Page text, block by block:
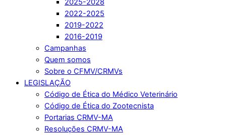
2022-2025
2019-2022
2016-2019
Campanhas
Quem somos
Sobre o CFMV/CRMVs
LEGISLAÇÃO
Código de Ética do Médico Veterinário
Código de Ética do Zootecnista
Portarias CRMV-MA
Resoluções CRMV-MA